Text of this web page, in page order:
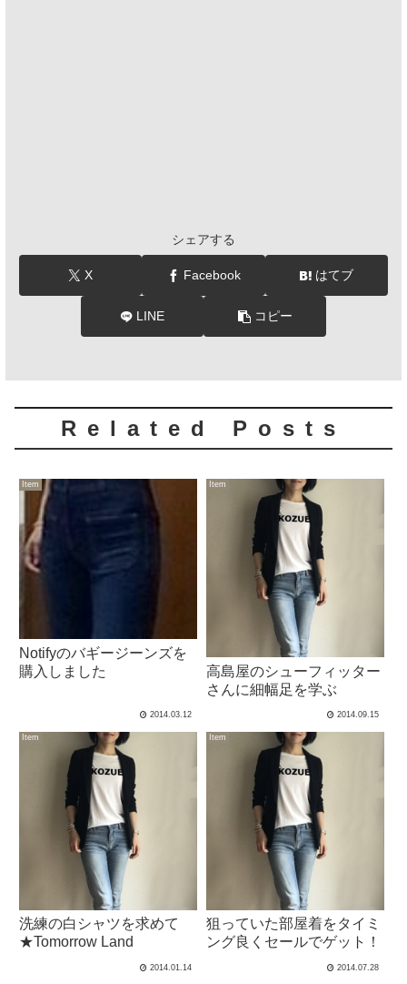
シェアする
X Facebook はてブ
LINE コピー
Related Posts
Item
Notifyのバギージーンズを
購入しました
2014.03.12
Item
高島屋のシューフィッター
さんに細幅足を学ぶ
2014.09.15
Item
洗練の白シャツを求めて
★Tomorrow Land
2014.01.14
Item
狙っていた部屋着をタイミ
ング良くセールでゲット！
2014.07.28